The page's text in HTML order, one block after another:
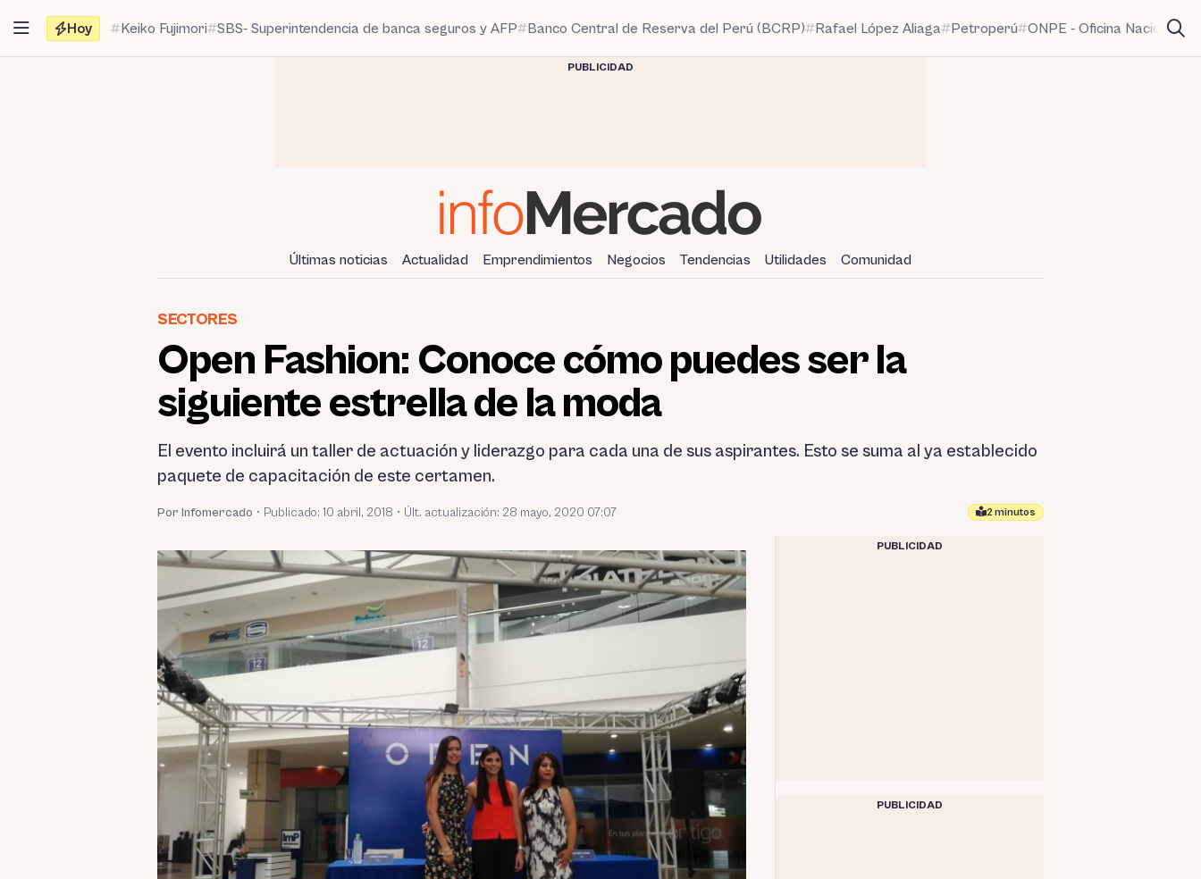
contenido
Hoy Keiko Fujimori SBS- Superintendencia de banca seguros y AFP Banco Central de Reserva del Perú (BCRP) Rafael López Aliaga Petroperú ONPE - Oficina Nacional
PUBLICIDAD
Últimas noticias Actualidad Emprendimientos Negocios Tendencias Utilidades Comunidad
SECTORES
Open Fashion: Conoce cómo puedes ser la
siguiente estrella de la moda
El evento incluirá un taller de actuación y liderazgo para cada una de sus aspirantes. Esto se suma al ya establecido
paquete de capacitación de este certamen.
Por Infomercado • Publicado: 10 abril, 2018 • Últ. actualización: 28 mayo, 2020 07:07 2 minutos
PUBLICIDAD
PUBLICIDAD